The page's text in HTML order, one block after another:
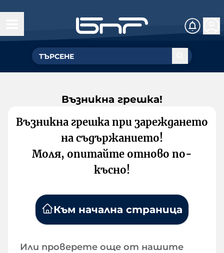
Възникна грешка!
Възникна грешка при зареждането
на съдържанието!
Моля, опитайте отново по-
късно!
Към начална страница
Или проверете още от нашите